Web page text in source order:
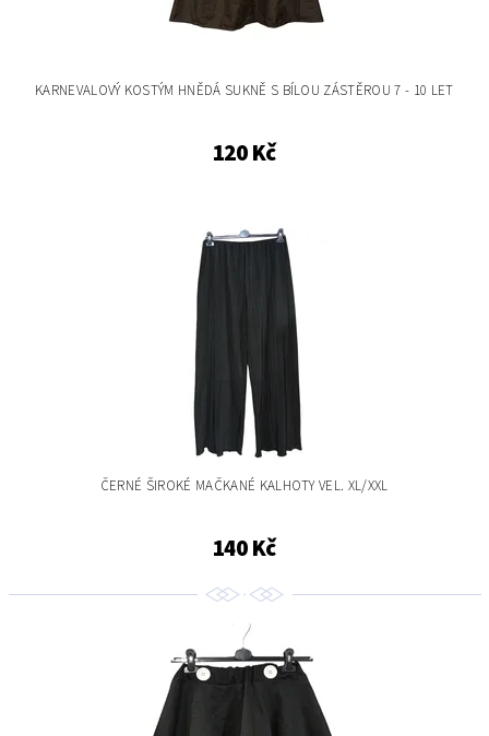
KARNEVALOVÝ KOSTÝM HNĚDÁ SUKNĚ S BÍLOU ZÁSTĚROU 7 - 10 LET
120 Kč
ČERNÉ ŠIROKÉ MAČKANÉ KALHOTY VEL. XL/XXL
140 Kč